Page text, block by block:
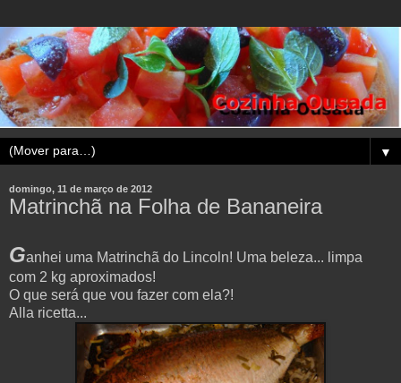
▼
domingo, 11 de março de 2012
Matrinchã na Folha de Bananeira
Ganhei uma Matrinchã do Lincoln! Uma beleza... limpa
com 2 kg aproximados!
O que será que vou fazer com ela?!
Alla ricetta...